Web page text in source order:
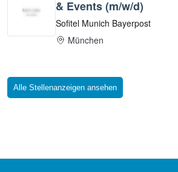
Alle Stellenanzeigen ansehen